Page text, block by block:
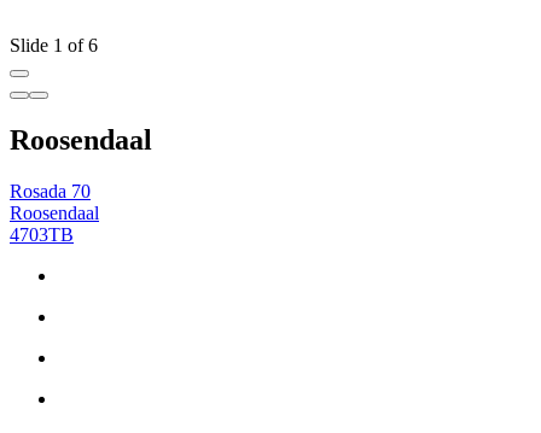
Slide 1 of 6
Roosendaal
Rosada 70
Roosendaal
4703TB